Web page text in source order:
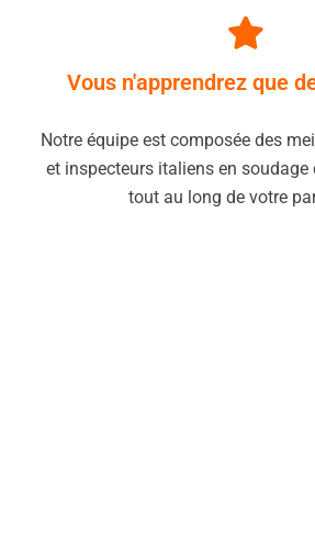
Vous n'apprendrez que
Notre équipe est composée des
et inspecteurs italiens en
tout au long de votre